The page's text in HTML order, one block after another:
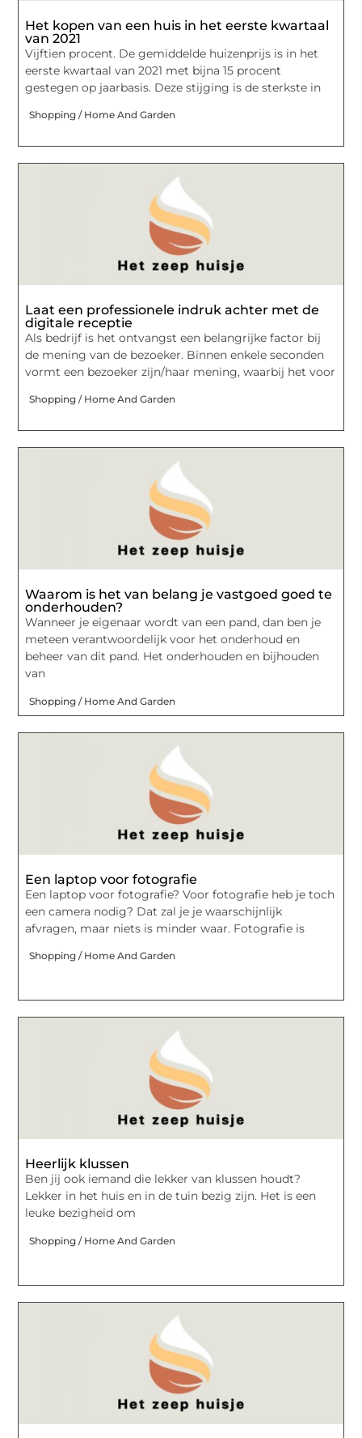
Het kopen van een huis in het eerste kwartaal
van 2021
Vijftien procent. De gemiddelde huizenprijs is in het
eerste kwartaal van 2021 met bijna 15 procent
gestegen op jaarbasis. Deze stijging is de sterkste in
Shopping / Home And Garden
Laat een professionele indruk achter met de
digitale receptie
Als bedrijf is het ontvangst een belangrijke factor bij
de mening van de bezoeker. Binnen enkele seconden
vormt een bezoeker zijn/haar mening, waarbij het voor
Shopping / Home And Garden
Waarom is het van belang je vastgoed goed te
onderhouden?
Wanneer je eigenaar wordt van een pand, dan ben je
meteen verantwoordelijk voor het onderhoud en
beheer van dit pand. Het onderhouden en bijhouden
van
Shopping / Home And Garden
Een laptop voor fotografie
Een laptop voor fotografie? Voor fotografie heb je toch
een camera nodig? Dat zal je je waarschijnlijk
afvragen, maar niets is minder waar. Fotografie is
Shopping / Home And Garden
Heerlijk klussen
Ben jij ook iemand die lekker van klussen houdt?
Lekker in het huis en in de tuin bezig zijn. Het is een
leuke bezigheid om
Shopping / Home And Garden